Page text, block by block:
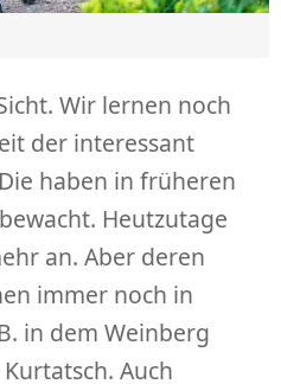
Wir lernen noch
der interessant
haben in früheren
Heutzutage
an. Aber deren
immer noch in
in dem Weinberg
Auch